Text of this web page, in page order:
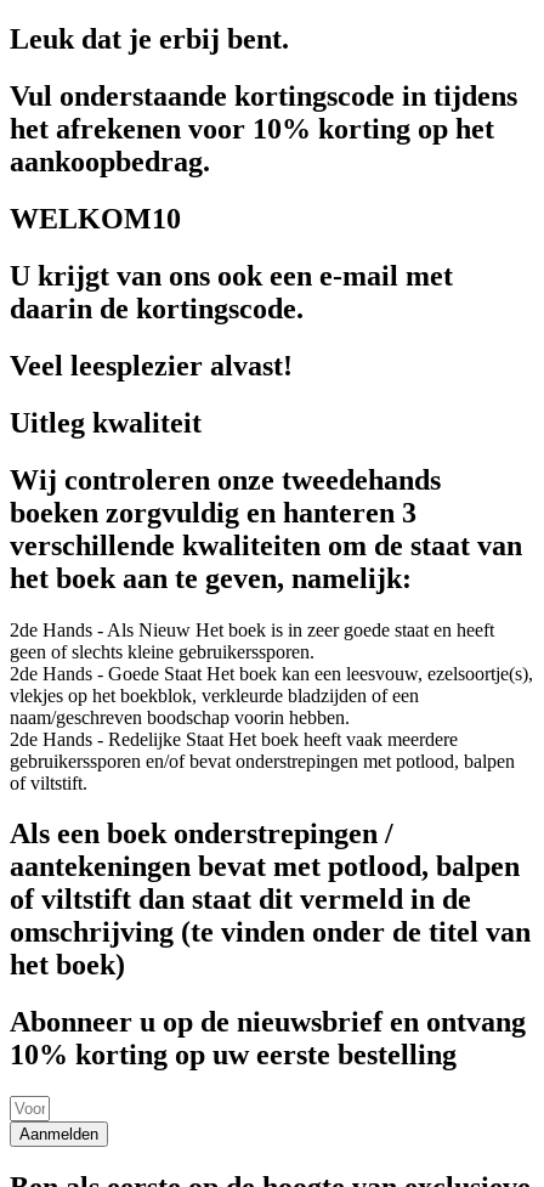
Leuk dat je erbij bent.
Vul onderstaande kortingscode in tijdens
het afrekenen voor 10% korting op het
aankoopbedrag.
WELKOM10
U krijgt van ons ook een e-mail met
daarin de kortingscode.
Veel leesplezier alvast!
Uitleg kwaliteit
Wij controleren onze tweedehands
boeken zorgvuldig en hanteren 3
verschillende kwaliteiten om de staat van
het boek aan te geven, namelijk:
2de Hands - Als Nieuw Het boek is in zeer goede staat en heeft
geen of slechts kleine gebruikerssporen.
2de Hands - Goede Staat Het boek kan een leesvouw, ezelsoortje(s),
vlekjes op het boekblok, verkleurde bladzijden of een
naam/geschreven boodschap voorin hebben.
2de Hands - Redelijke Staat Het boek heeft vaak meerdere
gebruikerssporen en/of bevat onderstrepingen met potlood, balpen
of viltstift.
Als een boek onderstrepingen /
aantekeningen bevat met potlood, balpen
of viltstift dan staat dit vermeld in de
omschrijving (te vinden onder de titel van
het boek)
Abonneer u op de nieuwsbrief en ontvang
10% korting op uw eerste bestelling
Aanmelden